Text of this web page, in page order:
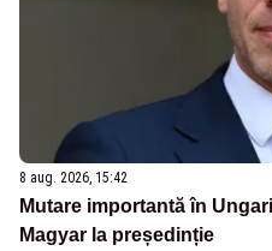
8 aug. 2026, 15:42
Mutare importantă în
Magyar la președinție